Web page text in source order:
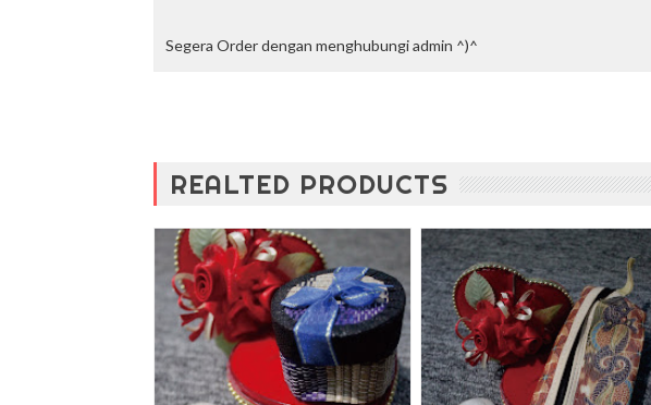
Segera Order dengan menghubungi admin ^)^
REALTED PRODUCTS